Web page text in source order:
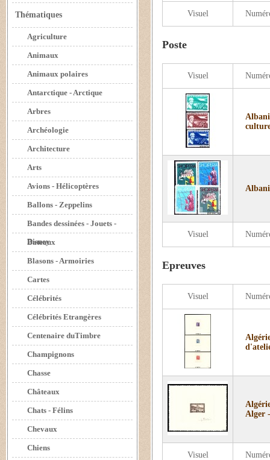
Thématiques
Agriculture
Animaux
Animaux polaires
Antarctique - Arctique
Arbres
Archéologie
Architecture
Arts
Avions - Hélicoptères
Ballons - Zeppelins
Bandes dessinées - Jouets -
Disney
Bateaux
Blasons - Armoiries
Cartes
Célébrités
Célébrités Etrangères
Centenaire duTimbre
Champignons
Chasse
Châteaux
Chats - Félins
Chevaux
Chiens
Visuel
Poste
Visuel
Visuel
Epreuves
Visuel
Visuel
Alger